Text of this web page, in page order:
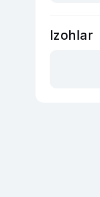
Izohlar